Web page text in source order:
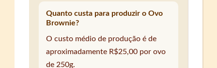
Quanto custa para produzir o Ovo
Brownie?
O custo médio de produção é de
aproximadamente R$25,00 por ovo
de 250g.